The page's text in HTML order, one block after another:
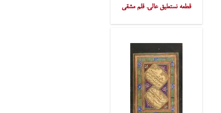
قطعه نستعلیق عالی. قلم مشقی